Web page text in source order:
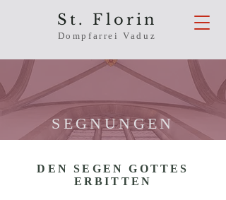
St. Florin
Dompfarrei Vaduz
SEGNUNGEN
DEN SEGEN GOTTES
ERBITTEN